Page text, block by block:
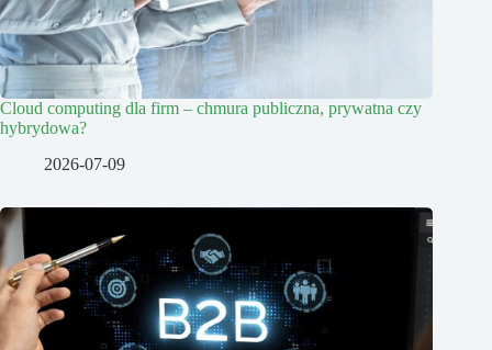
Cloud computing dla firm – chmura publiczna, prywatna czy
hybrydowa?
2026-07-09